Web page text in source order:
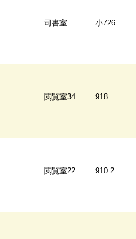
司書室 小726
閲覧室34 918
閲覧室22 910.2